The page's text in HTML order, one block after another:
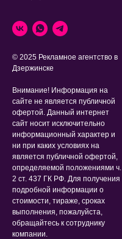
© 2025 Рекламное агентство в
Дзержинске
Внимание! Информация на
сайте не является публичной
офертой. Данный интернет
сайт носит исключительно
информационный характер и
ни при каких условиях на
является публичной офертой,
определяемой положениями ч.
2 ст. 437 ГК РФ. Для получения
подробной информации о
стоимости, тираже, сроках
выполнения, пожалуйста,
обращайтесь к сотруднику
компании.